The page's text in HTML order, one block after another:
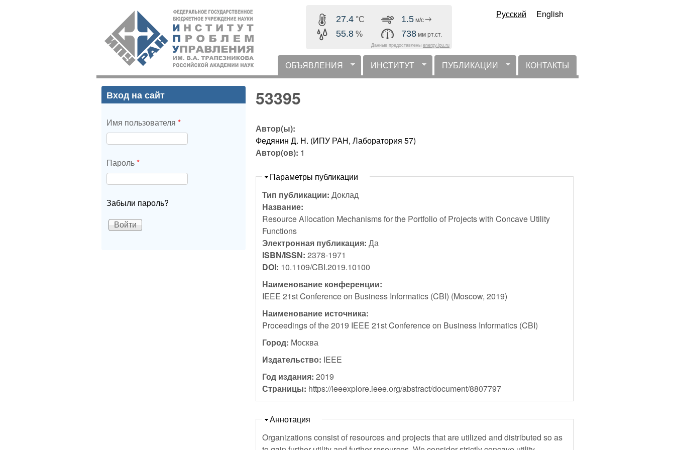
содержанию
ИПУ
РАН
27.4 °C
55.8 %
1.5 м/с
738 мм рт.ст.
Данные предоставлены energy.ipu.ru
Русский English
горизонтальное меню
ОБЪЯВЛЕНИЯ ИНСТИТУТ ПУБЛИКАЦИИ КОНТАКТЫ
53395
Автор(ы):
Федянин Д. Н. (ИПУ РАН, Лаборатория 57)
Автор(ов): 1
Скрыть
Параметры публикации
Тип публикации:Доклад
Название:
Resource Allocation Mechanisms for the Portfolio of Projects with Concave Utility
Functions
Электронная публикация:Да
ISBN/ISSN:2378-1971
DOI: 10.1109/CBI.2019.10100
Наименование конференции:
IEEE 21st Conference on Business Informatics (CBI) (Moscow, 2019)
Наименование источника:
Proceedings of the 2019 IEEE 21st Conference on Business Informatics (CBI)
Город: Москва
Издательство: IEEE
Год издания:2019
Страницы: https://ieeexplore.ieee.org/abstract/document/8807797
Скрыть
Аннотация
Organizations consist of resources and projects that are utilized and distributed so as
Вход на сайт
Имя пользователя *
Пароль*
Забыли пароль?